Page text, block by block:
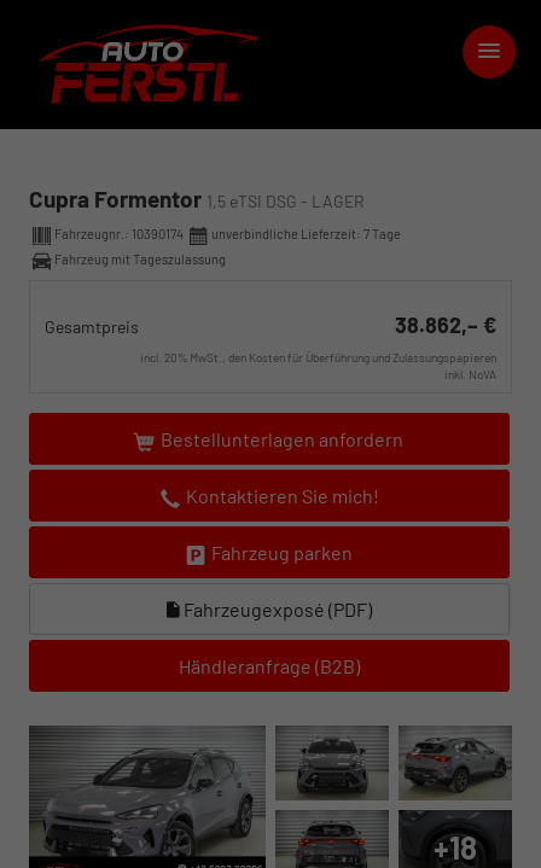
Cupra Formentor 1,5 eTSI DSG - LAGER
Fahrzeugnr.: 10390174 unverbindliche Lieferzeit: 7 Tage
Fahrzeug mit Tageszulassung
Gesamtpreis 38.862,– €
incl. 20% MwSt., den Kosten für Überführung und Zulassungspapieren
inkl. NoVA
Bestellunterlagen anfordern
Kontaktieren Sie mich!
Fahrzeug parken
Fahrzeugexposé (PDF)
Händleranfrage (B2B)
+18